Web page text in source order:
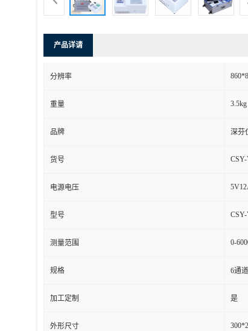
产品详请
分辨率
重量 3.5kg
品牌 深芬
货号
电源电压
型号
测量范围 0-
规格 6通
加工定制 是
外形尺寸